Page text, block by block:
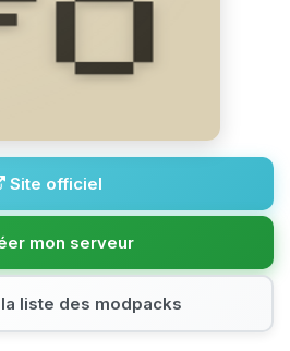
Site officiel
mon serveur
liste des modpacks